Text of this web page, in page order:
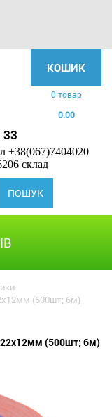
КОШИК
0 товар
0.00
33
+38(067)7404020
склад
(500шт; 6м)
22х12мм (500шт; 6м)